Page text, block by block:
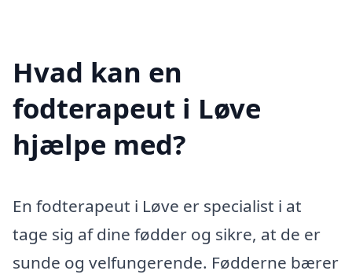
Hvad kan en
fodterapeut i Løve
hjælpe med?
En fodterapeut i Løve er specialist i at
tage sig af dine fødder og sikre, at de er
sunde og velfungerende. Fødderne bærer